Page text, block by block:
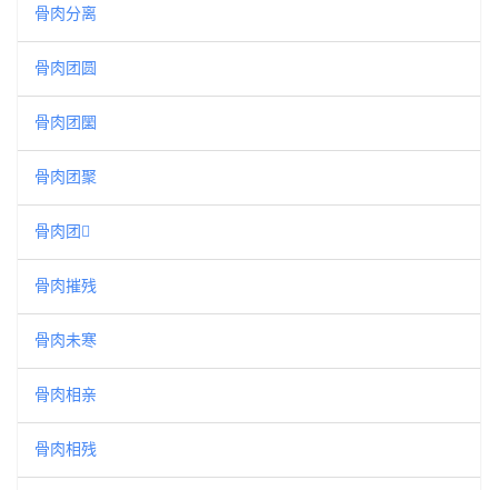
骨肉分离
骨肉团圆
骨肉团圞
骨肉团聚
骨肉团𪢲
骨肉摧残
骨肉未寒
骨肉相亲
骨肉相残